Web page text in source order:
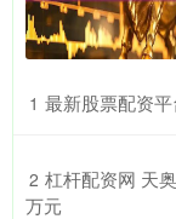
1 最新股票配资
2 杠杆配资网 天
万元